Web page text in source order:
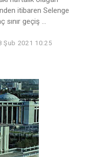
itibaren Selenge
geçiş ...
Şub 2021 10:25